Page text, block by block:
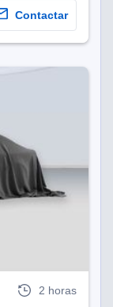
Contactar
2 horas